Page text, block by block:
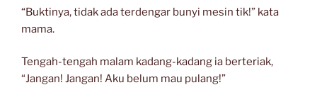
“Buktinya, tidak ada terdengar bunyi mesin tik!” kata
mama.
Tengah-tengah malam kadang-kadang ia berteriak,
“Jangan! Jangan! Aku belum mau pulang!”